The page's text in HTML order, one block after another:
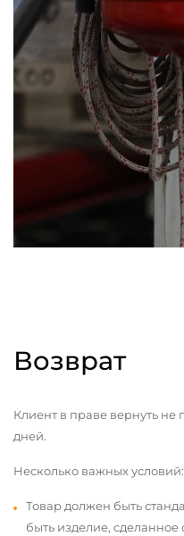
Возврат
Клиент в праве вернуть
дней.
Несколько важных условий:
Товар должен быть
быть изделие, сделанное